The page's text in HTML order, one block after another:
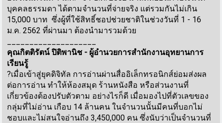
บุคคลธรรมดา ได้ตามจำนวนที่จ่ายจริง แต่รวมกันไม่เกิน
15,000 บาท ซึ่งผู้ที่ใช้สิทธิ์ชอปช่วยชาติในช่วงวันที่ 1 - 16
ม.ค. 2562 ที่ผ่านมา ต้องนำมารวมด้วย
คุณกิตติรัตน์ ปิติพานิช - ผู้อำนวยการสำนักงานอุทยานการ
เรียนรู้
?เมื่อเข้าสู่ยุคดิจิทัล การอ่านผ่านสื่ออิเล็กทรอนิกส์ย่อมส่งผล
ต่อการอ่าน ทำให้ห้องสมุด ร้านหนังสือ หรือส่วนงานที่
เกี่ยวข้องต้องปรับตัวตาม อย่างไรก็ดี เมื่อมองไปที่ตัวเลขของ
กลุ่มที่ไม่อ่าน เกือบ 14 ล้านคน ในจำนวนนั้นมีคนที่บอกไม่
ชอบและไม่สนใจอ่านถึง 3,450,000 คน ซึ่งนับว่าเป็นจำนวนที่